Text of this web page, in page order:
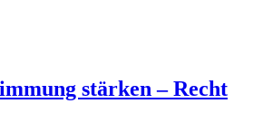
stärken – Recht